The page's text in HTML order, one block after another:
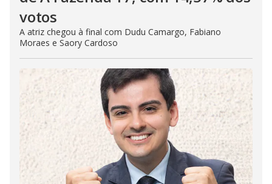
votos
A atriz chegou à final com Dudu Camargo, Fabiano
Moraes e Saory Cardoso